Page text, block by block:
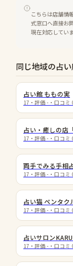
こちらは店舗情
式窓口へ直接お
現在対応してい
同じ地域の占
占い館 ももの実
17 ・評価 - ・口コミ
占い・癒しの店
17 ・評価 - ・口コミ
両手でみる手相
17 ・評価 - ・口コミ
占い猫 ペンタ
17 ・評価 - ・口コミ
占いサロン
17 ・評価 - ・口コミ